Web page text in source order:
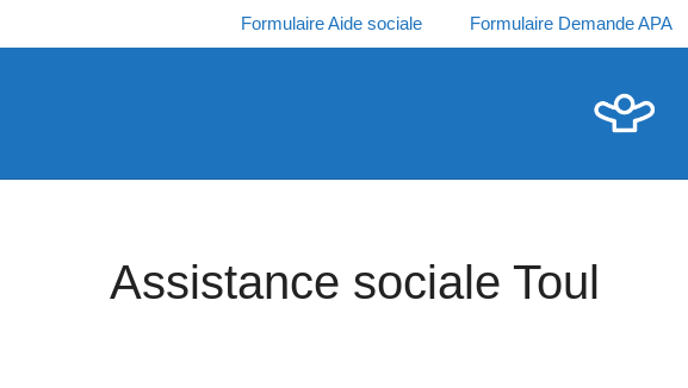
au
Formulaire Aide sociale Formulaire Demande APA
Assistance sociale Toul